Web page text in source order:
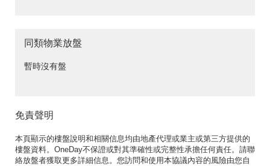
同類物業放盤
暫時沒有盤
免責聲明
本頁顯示的樓盤說明和相關信息均由地產代理或業主或第三方提供的
樓盤資料。OneDay不保證或對其準確性或完整性承擔任何責任。請聯
絡放盤者獲取更多詳細信息。您訪問和使用本協議內容的風險由您自